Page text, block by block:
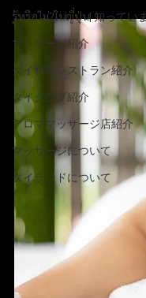
รู้หรือไม่?ในญี่ปุ่น| 知ってい
マッサージ紹介
タイ料理レストラン紹介
タイクラブ紹介
アロママッサージ店紹介
マッサージについて
タイランドについて